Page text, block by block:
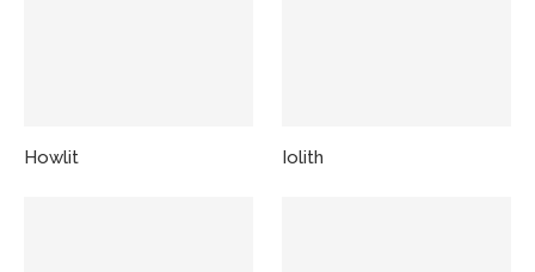
Howlit Iolith